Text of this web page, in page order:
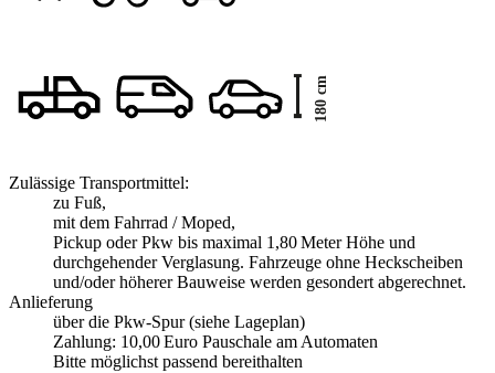
Zulässige Transportmittel:
zu Fuß,
mit dem Fahrrad / Moped,
Pickup oder Pkw bis maximal 1,80 Meter Höhe und
durchgehender Verglasung. Fahrzeuge ohne Heckscheiben
und/oder höherer Bauweise werden gesondert abgerechnet.
Anlieferung
über die Pkw-Spur (siehe Lageplan)
Zahlung: 10,00 Euro Pauschale am Automaten
Bitte möglichst passend bereithalten